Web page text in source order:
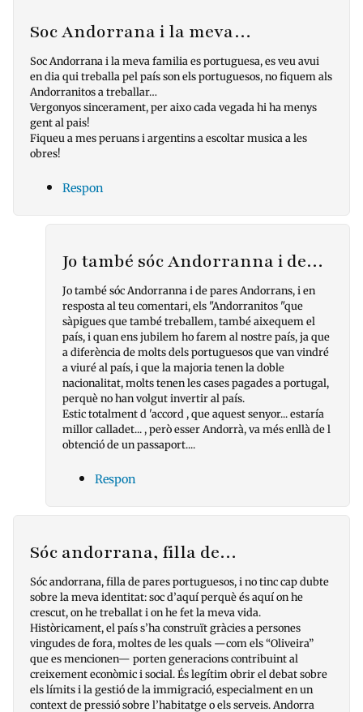
Soc Andorrana i la meva…
Soc Andorrana i la meva familia es portuguesa, es veu avui
en dia qui treballa pel país son els portuguesos, no fiquem als
Andorranitos a treballar…
Vergonyos sincerament, per aixo cada vegada hi ha menys
gent al pais!
Fiqueu a mes peruans i argentins a escoltar musica a les
obres!
Respon
Jo també sóc Andorranna i de…
Jo també sóc Andorranna i de pares Andorrans, i en
resposta al teu comentari, els "Andorranitos "que
sàpigues que també treballem, també aixequem el
país, i quan ens jubilem ho farem al nostre país, ja que
a diferència de molts dels portuguesos que van vindré
a viuré al país, i que la majoria tenen la doble
nacionalitat, molts tenen les cases pagades a portugal,
perquè no han volgut invertir al país.
Estic totalment d 'accord , que aquest senyor... estaría
millor calladet... , però esser Andorrà, va més enllà de l
obtenció de un passaport....
Respon
Sóc andorrana, filla de…
Sóc andorrana, filla de pares portuguesos, i no tinc cap dubte
sobre la meva identitat: soc d’aquí perquè és aquí on he
crescut, on he treballat i on he fet la meva vida.
Històricament, el país s’ha construït gràcies a persones
vingudes de fora, moltes de les quals —com els “Oliveira”
que es mencionen— porten generacions contribuint al
creixement econòmic i social. És legítim obrir el debat sobre
els límits i la gestió de la immigració, especialment en un
context de pressió sobre l’habitatge o els serveis. Andorra